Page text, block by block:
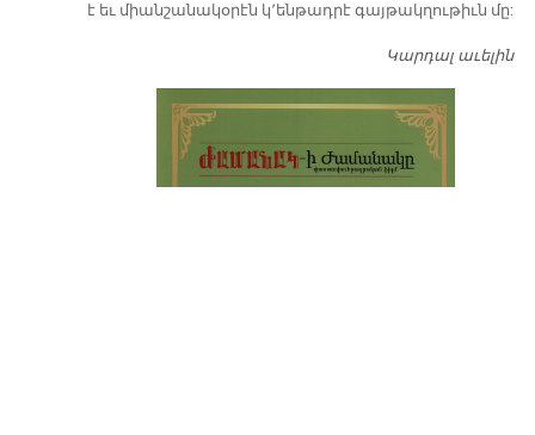
է եւ միանշանակօրէն կ՚ենթադրէ գայթակղութիւն մը:
Կարդալ աւելին